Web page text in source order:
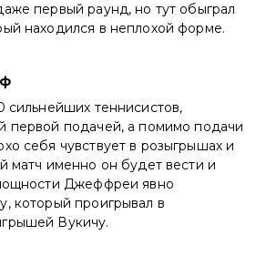
первый раунд, но тут обыграл
находился в неплохой форме.
сильнейших теннисистов,
первой подачей, а помимо подачи
себя чувствует в розыгрышах и
матч именно он будет вести и
Джеффреи явно
который проигрывал в
Вукичу.